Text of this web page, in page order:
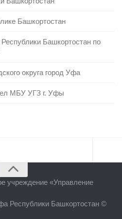
Башкортостан
Башкортостан по
округа город Уфа
МБУ УГЗ г. Уфы
учреждение «Управление
Республики Башкортостан ©